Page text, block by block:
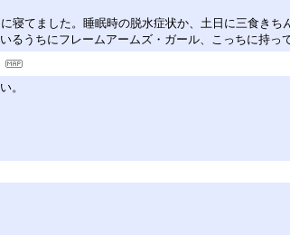
てました。睡眠時の脱水症状か、土日に三食きち
うちにフレームアームズ・ガール、こっちに持っ
。